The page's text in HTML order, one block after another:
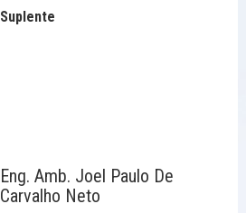
Suplente
Eng. Amb. Joel Paulo De
Carvalho Neto